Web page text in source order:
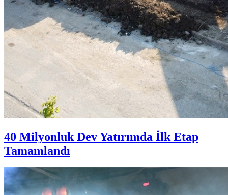
40 Milyonluk Dev Yatırımda İlk Etap
Tamamlandı